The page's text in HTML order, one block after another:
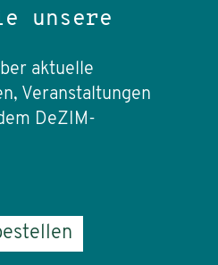
unsere
aktuelle
Veranstaltungen
DeZIM-